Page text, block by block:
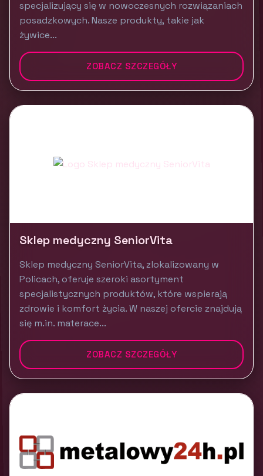
specjalizujący się w nowoczesnych rozwiązaniach
posadzkowych. Nasze produkty, takie jak
żywice...
ZOBACZ SZCZEGÓŁY
Sklep medyczny SeniorVita
Sklep medyczny SeniorVita, zlokalizowany w
Policach, oferuje szeroki asortyment
specjalistycznych produktów, które wspierają
zdrowie i komfort życia. W naszej ofercie znajdują
się m.in. materace...
ZOBACZ SZCZEGÓŁY